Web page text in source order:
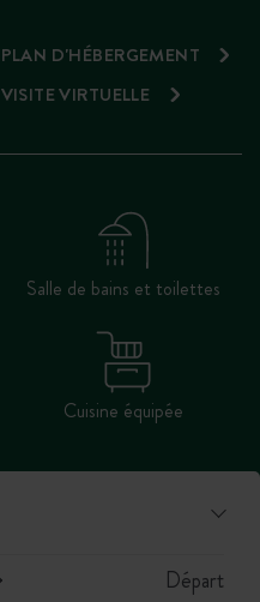
PLAN D'HÉBERGEMENT
VISITE VIRTUELLE
Salle de bains et toilettes
Cuisine équipée